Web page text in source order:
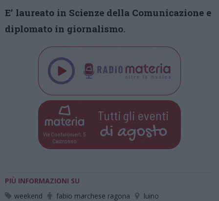
E’ laureato in Scienze della Comunicazione e
diplomato in giornalismo.
Via Confalonieri, 5
Castronno
Tutti gli eventi
di agosto
PIÙ INFORMAZIONI SU
weekend
fabio marchese ragona luino